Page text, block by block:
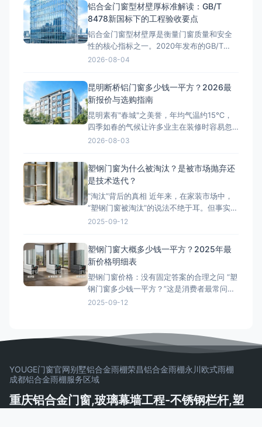
风压性能检测方法》和GB/T 21086《建筑幕
墙》共同构成了幕墙抗风压性能的分级与检
测标准体系。据
铝合金门窗型材壁厚标准解读：GB/T
8478新国标下的工程验收要点
铝合金门窗型材壁厚是衡量门窗质量和安全
性的核心指标之一。2020年发布的GB/T
8478-2020《铝合金门窗》国家标准对型材
35%的铝合金门窗工程质量纠纷与型材壁厚
不足直接相关。本文将系统解读GB/T 8478
新国标中铝
2026-08-04
昆明断桥铝门窗多少钱一平方？2026最
新报价与选购指南
昆明素有"春城"之美誉，年均气温约15℃，
四季如春的气候让许多业主在装修时容易忽
视门窗的隔热性能。然而，昆明地处云贵高
的气候条件下，选择一扇优质的断桥铝门
窗，不仅能有效隔绝紫外线和室外温差，更
能显著提升居住舒适度。那么
2026-08-03
塑钢门窗为什么被淘汰？是被市场抛弃还
是技术迭代？
“淘汰”背后的真相 近年来，在家装市场中，
“塑钢门窗被淘汰”的说法不绝于耳。但事实
上，塑钢门窗并非完全退出历史舞台，而是
降的原因，还原一个客观的事实。 一、塑钢
门窗市场份额下降的四大核心原因 1. 低质产
品带来的负面口
2025-09-12
塑钢门窗大概多少钱一平方？2025年最
新价格明细表
塑钢门窗价格：没有固定答案的合理之问 “塑
钢门窗多少钱一平方？”这是消费者最常问，
却也最难得到标准答案的问题。塑钢窗的价
响。本文将为您彻底拆解塑钢窗的价格构
成，让您明明白白消费。 一、影响价格的核
2025-09-12
YOUGE门窗官网别墅铝合金雨棚荣昌铝合金雨棚永川欧式雨棚
成都铝合金雨棚服务区域
重庆铝合金门窗,玻璃幕墙工程-不锈钢栏杆,塑